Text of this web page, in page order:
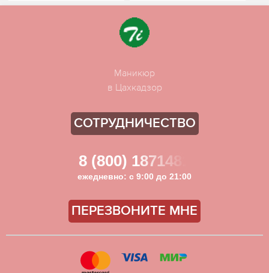
Маникюр
в Цахкадзор
СОТРУДНИЧЕСТВО
8 (800) 1871481
ежедневно: с 9:00 до 21:00
ПЕРЕЗВОНИТЕ МНЕ